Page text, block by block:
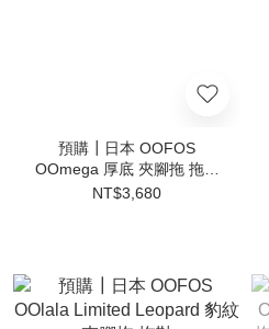
預購┃日本 OOFOS
OOmega 厚底 夾腳拖 拖鞋
Black
NT$3,680